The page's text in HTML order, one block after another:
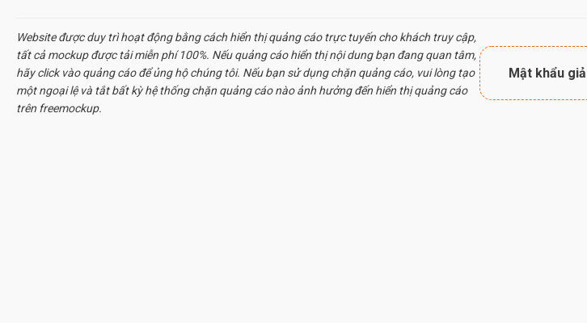
Website được duy trì hoạt động bằng cách hiển thị quảng cáo trực tuyến cho khách truy cập,
tất cả mockupđược tải miễn phí 100%. Nếu quảng cáo hiển thị nội dung bạn đang quan tâm,
hãy click vào quảng cáo để ủng hộ chúng tôi. Nếu bạn sử dụng chặn quảng cáo, vui lòng tạo
một ngoại lệ và tắt bất kỳ hệ thống chặn quảng cáo nào ảnh hưởng đến hiển thị quảng cáo
trên freemockup.
Mật khẩu